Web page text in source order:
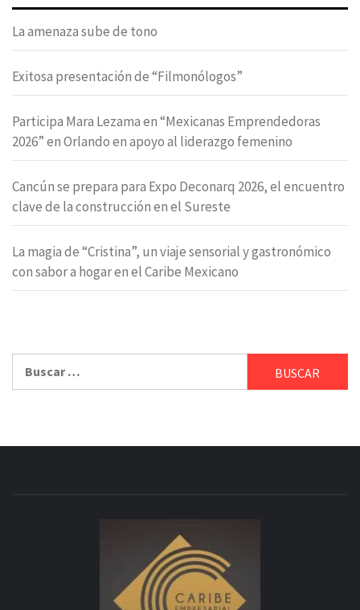
La amenaza sube de tono
Exitosa presentación de “Filmonólogos”
Participa Mara Lezama en “Mexicanas Emprendedoras
2026” en Orlando en apoyo al liderazgo femenino
Cancún se prepara para Expo Deconarq 2026, el encuentro
clave de la construcción en el Sureste
La magia de “Cristina”, un viaje sensorial y gastronómico
con sabor a hogar en el Caribe Mexicano